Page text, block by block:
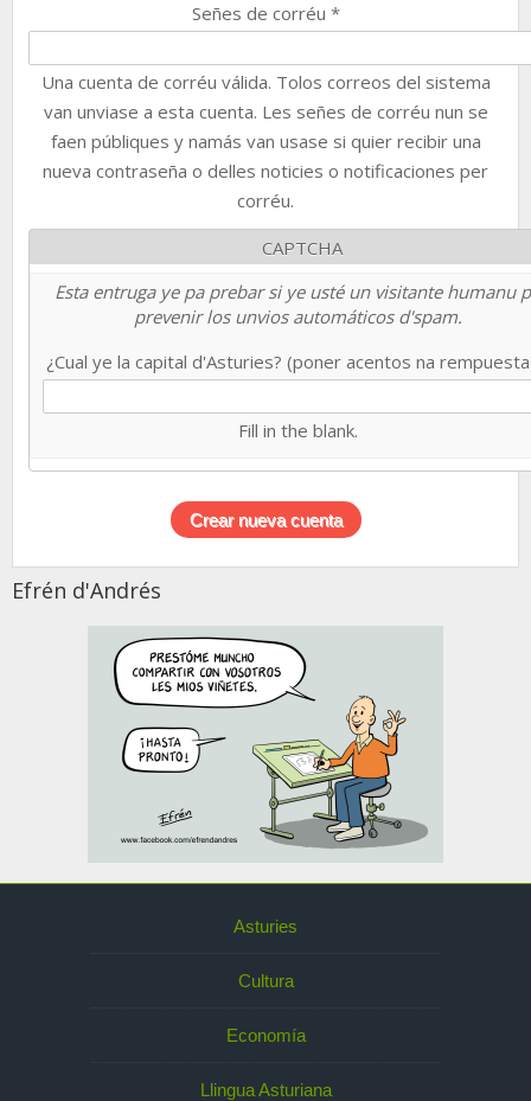
Señes de corréu *
Una cuenta de corréu válida. Tolos correos del sistema
van unviase a esta cuenta. Les señes de corréu nun se
faen públiques y namás van usase si quier recibir una
nueva contraseña o delles noticies o notificaciones per
corréu.
CAPTCHA
Esta entruga ye pa prebar si ye usté un visitante humanu
prevenir los unvios automáticos d'spam.
¿Cual ye la capital d'Asturies? (poner acentos na
Fill in the blank.
Efrén d'Andrés
Asturies
Cultura
Economía
Llingua Asturiana